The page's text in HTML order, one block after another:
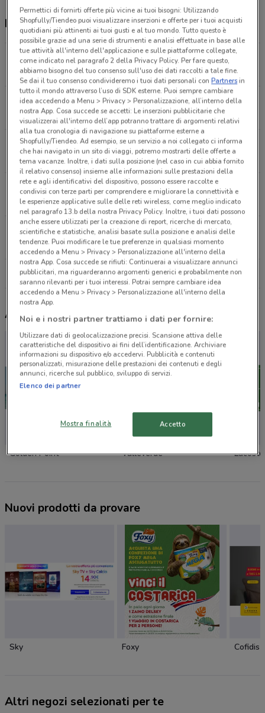
Negozi Lovable nelle vicinanze
Via Cola Di Rienzo, 230-232 Roma
2.9 km
Piazza Dell'Ospitale, 6/B Trieste
3.5 km
Galleria Alberto Sordi, 1/2 Roma
4.1 km
Via Del Tritone, 172 Roma
4.2 km
Via Aniene, 1 Roma
4.3 km
Tutti i negozi Lovable
Altri volantini nelle vicinanze
Golden Point Valleverde Lacoste
Nuovi prodotti da provare
Sky Foxy Cofidis
Altri negozi selezionati per te
Permettici di fornirti offerte più vicine ai tuoi bisogni: Utilizzando
Shopfully/Tiendeo puoi visualizzare inserzioni e offerte per i tuoi acquisti
quotidiani più attinenti ai tuoi gusti e al tuo mondo. Tutto questo è
possibile grazie ad una serie di strumenti e analisi effettuate in base alle
tue attività all'interno dell'applicazione e sulle piattaforme collegate,
come indicato nel paragrafo 2 della Privacy Policy. Per fare questo,
abbiamo bisogno del tuo consenso sull'uso dei dati raccolti a tale fine.
Se dai il tuo consenso condivideremo i tuoi dati personali conPartnersin
tutto il mondo attraverso l’uso di SDK esterne. Puoi sempre cambiare
idea accedendo a Menu > Privacy > Personalizzazione, all’interno della
nostra App. Cosa succede se accetti: Le inserzioni pubblicitarie che
visualizzerai all'interno dell’app potranno trattare di argomenti relativi
alla tua cronologia di navigazione su piattaforme esterne a
Shopfully/Tiendeo. Ad esempio, se un servizio a noi collegato ci informa
che hai navigato in un sito di viaggi, potremo mostrarti delle offerte a
tema vacanze. Inoltre, i dati sulla posizione (nel caso in cui abbia fornito
il relativo consenso) insieme alle informazioni sulle prestazioni della
rete e agli identificativi del dispositivo, possono essere raccolte e
condivisi con terze parti per comprendere e migliorare la connettività e
le esperienze applicative sulle delle reti wireless, come meglio indicato
nel paragrafo 13.b della nostra Privacy Policy. Inoltre, i tuoi dati possono
anche essere utilizzati per la creazione di report, ricerche di mercato,
scientifiche e statistiche, analisi basate sulla posizione e analisi delle
tendenze. Puoi modificare le tue preferenze in qualsiasi momento
accedendo a Menu > Privacy > Personalizzazione all'interno della
nostra App. Cosa succede se rifiuti: Continuerai a visualizzare annunci
pubblicitari, ma riguarderanno argomenti generici e probabilmente non
saranno rilevanti per i tuoi interessi. Potrai sempre cambiare idea
accedendo a Menu > Privacy > Personalizzazione all'interno della
nostra App.
Noi e i nostri partner trattiamo i dati per fornire:
Utilizzare dati di geolocalizzazione precisi. Scansione attiva delle
caratteristiche del dispositivo ai fini dell’identificazione. Archiviare
informazioni su dispositivo e/o accedervi. Pubblicità e contenuti
personalizzati, misurazione delle prestazioni dei contenuti e degli
annunci, ricerche sul pubblico, sviluppo di servizi.
Elenco dei partner
Mostra finalità Accetto